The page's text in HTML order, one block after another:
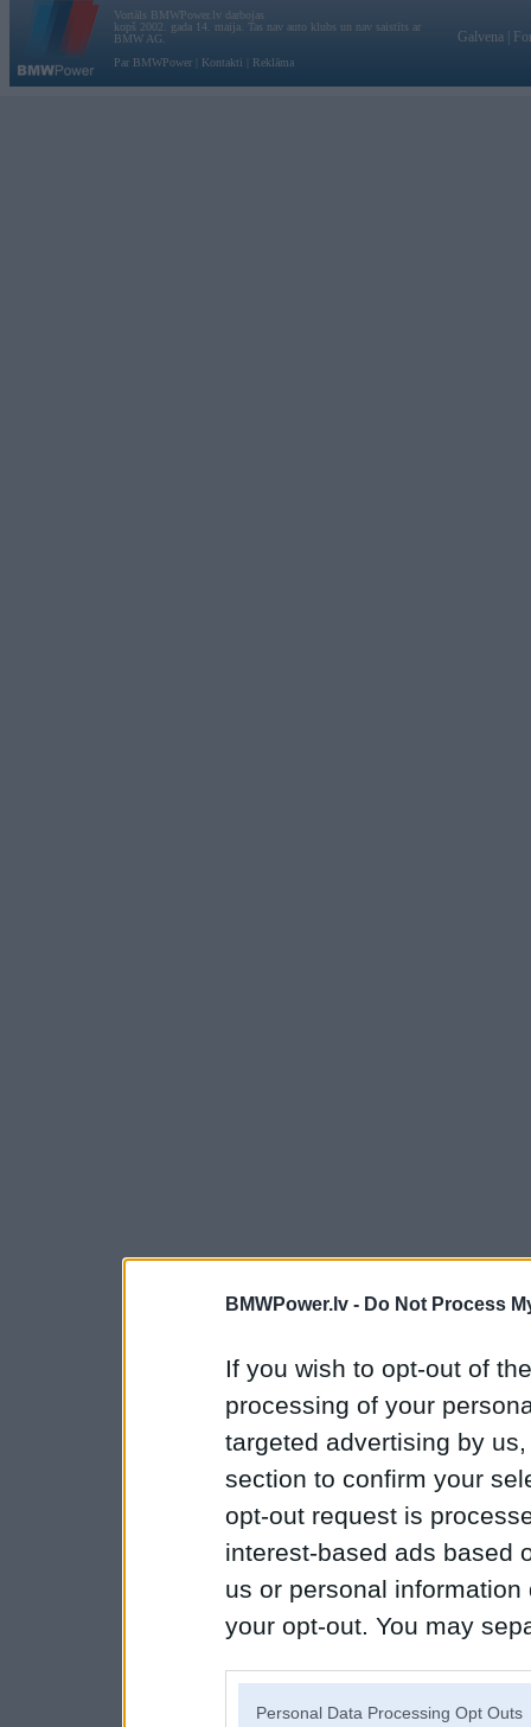
BMWPower.lv - Do Not Process
If you wish to opt-out of
processing of your
targeted advertising by
section to confirm your
opt-out request is
interest-based ads based
us or personal
your opt-out. You may
Personal Data Processing Opt Outs
Vortāls BMWPower.lv darbojas
kopš 2002. gada 14. maija. Tas nav auto klubs un nav saistīts ar
BMW AG.
Par BMWPower
Kontakti Reklāma
Galvena